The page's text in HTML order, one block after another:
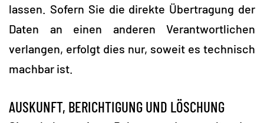
lassen. Sofern Sie die direkte Übertragung der
Daten an einen anderen Verantwortlichen
verlangen, erfolgt dies nur, soweit es technisch
machbar ist.
AUSKUNFT, BERICHTIGUNG UND LÖSCHUNG